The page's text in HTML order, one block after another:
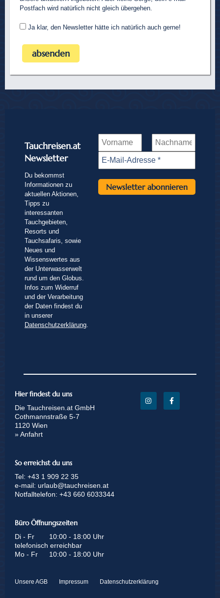
Postfach wird natürlich nicht gleich übergehen.
Ja klar, den Newsletter hätte ich natürlich auch gerne!
Tauchreisen.at
Newsletter
Du bekommst
Informationen zu
aktuellen Aktionen,
Tipps zu
interessanten
Tauchgebieten,
Resorts und
Tauchsafaris, sowie
Neues und
Wissenswertes aus
der Unterwasserwelt
rund um den Globus.
Infos zum Widerruf
und der Verarbeitung
der Daten findest du
in unserer
Datenschutzerklärung
Hier findest du uns
Die Tauchreisen.at GmbH
Cothmannstraße 5-7
1120 Wien
» Anfahrt
So erreichst du uns
Tel: +43 1 909 22 35
e-mail: urlaub@tauchreisen.at
Notfalltelefon: +43 660 6033344
Büro Öffnungszeiten
Di - Fr
10:00 - 18:00 Uhr
telefonisch erreichbar
Mo - Fr
10:00 - 18:00 Uhr
Unsere AGB Impressum Datenschutzerklärung